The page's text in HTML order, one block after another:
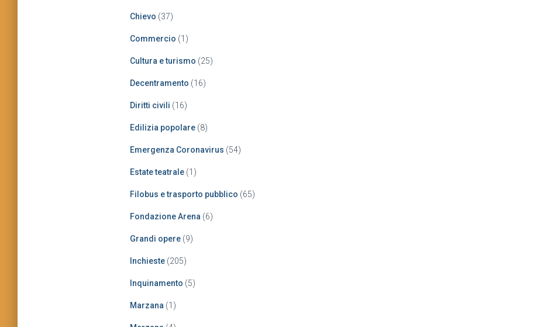
Chievo (37)
Commercio (1)
Cultura e turismo (25)
Decentramento (16)
Diritti civili (16)
Edilizia popolare (8)
Emergenza Coronavirus (54)
Estate teatrale (1)
Filobus e trasporto pubblico (65)
Fondazione Arena (6)
Grandi opere (9)
Inchieste (205)
Inquinamento (5)
Marzana (1)